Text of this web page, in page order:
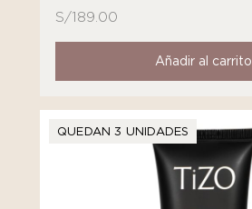
S/189.00
Añadir al carrito
QUEDAN 3 UNIDADES